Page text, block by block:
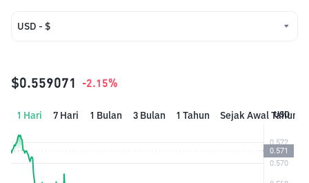
USD - $
IDR - Rp
$0.559071 -2.15%
1 Hari 7 Hari 1 Bulan 3 Bulan 1 Tahun Sejak Awal Tahun
USD